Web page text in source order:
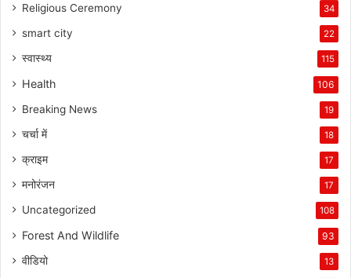
Religious Ceremony 34
smart city 22
स्वास्थ्य 115
Health 106
Breaking News 19
चर्चा में 18
क्राइम 17
मनोरंजन 17
Uncategorized 108
Forest And Wildlife 93
वीडियो 13